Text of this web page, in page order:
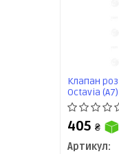
Клапан
Octavia
Luzar
405 ₴
Артикул: